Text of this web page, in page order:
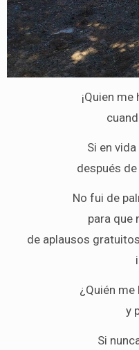
¡Quien
Si en
después
No fui de
para que
de aplausos
¿Quién
y
Si